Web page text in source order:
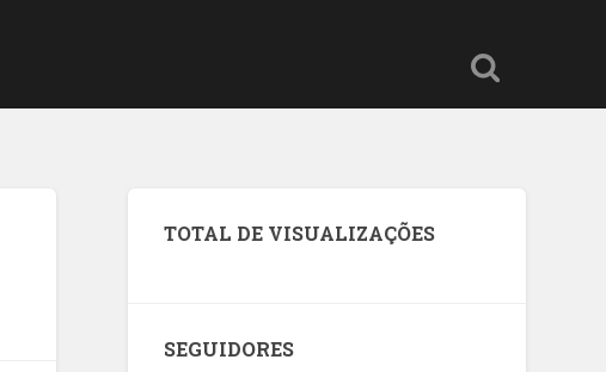
TOTAL DE VISUALIZAÇÕES
SEGUIDORES